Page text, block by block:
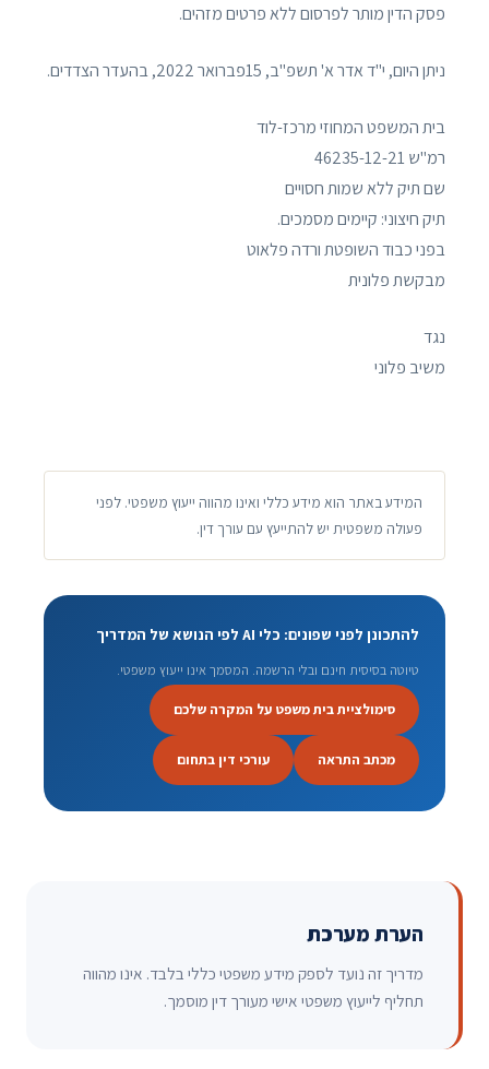
פסק הדין מותר לפרסום ללא פרטים מזהים.
ניתן היום, י"ד אדר א' תשפ"ב, 15פברואר 2022, בהעדר הצדדים.
בית המשפט המחוזי מרכז-לוד
רמ"ש 46235-12-21
שם תיק ללא שמות חסויים
תיק חיצוני: קיימים מסמכים.
בפני כבוד השופטת ורדה פלאוט
מבקשת פלונית
נגד
משיב פלוני
המידע באתר הוא מידע כללי ואינו מהווה ייעוץ משפטי. לפני
פעולה משפטית יש להתייעץ עם עורך דין.
להתכונן לפני שפונים: כלי AI לפי הנושא של המדריך
טיוטה בסיסית חינם ובלי הרשמה. המסמך אינו ייעוץ משפטי.
סימולציית בית משפט על המקרה שלכם
מכתב התראה עורכי דין בתחום
הערת מערכת
מדריך זה נועד לספק מידע משפטי כללי בלבד. אינו מהווה
תחליף לייעוץ משפטי אישי מעורך דין מוסמך.